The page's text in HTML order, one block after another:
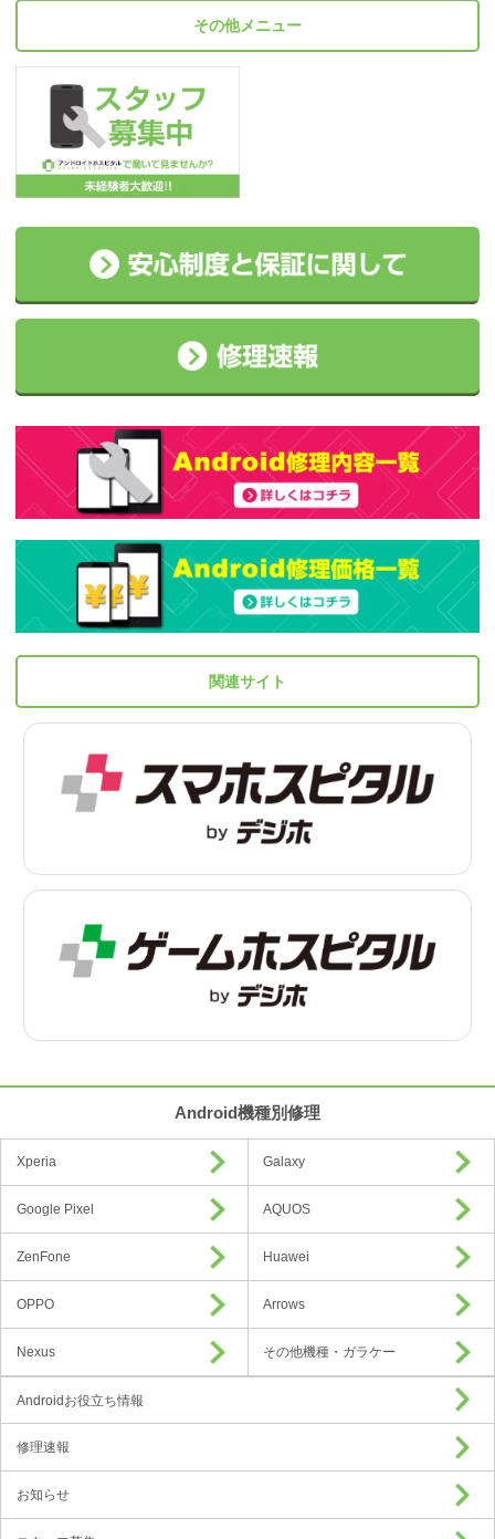
その他メニュー
関連サイト
Android機種別修理
Xperia Galaxy
Google Pixel AQUOS
ZenFone Huawei
OPPO Arrows
Nexus その他機種・ガラケー
Androidお役立ち情報
修理速報
お知らせ